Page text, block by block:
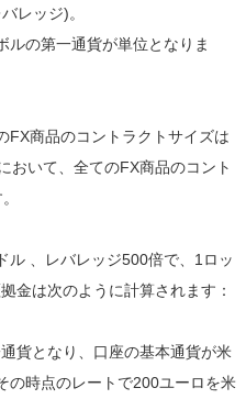
レッジ)。
ルの第一通貨が単位となりま
FX商品のコントラクトサイズは
おいて、全てのFX商品のコント
ル 、レバレッジ500倍で、1ロッ
金は次のように計算されます：
貨となり、口座の基本通貨が米
の時点のレートで200ユーロを米